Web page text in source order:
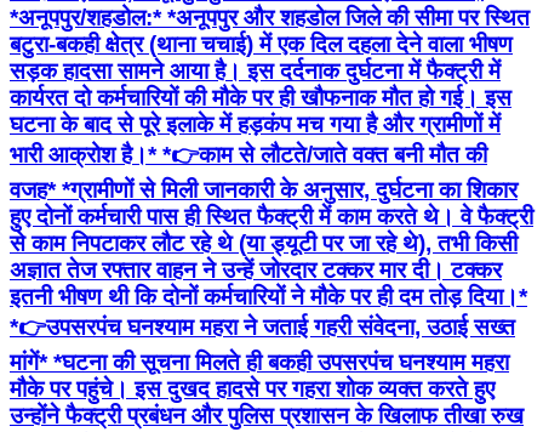
*अनूपपुर/शहडोल:* *अनूपपुर और शहडोल जिले की सीमा पर स्थित
बटुरा-बकही क्षेत्र (थाना चचाई) में एक दिल दहला देने वाला भीषण
सड़क हादसा सामने आया है। इस दर्दनाक दुर्घटना में फैक्ट्री में
कार्यरत दो कर्मचारियों की मौके पर ही खौफनाक मौत हो गई। इस
घटना के बाद से पूरे इलाके में हड़कंप मच गया है और ग्रामीणों में
भारी आक्रोश है।* *👉काम से लौटते/जाते वक्त बनी मौत की
वजह* *ग्रामीणों से मिली जानकारी के अनुसार, दुर्घटना का शिकार
हुए दोनों कर्मचारी पास ही स्थित फैक्ट्री में काम करते थे। वे फैक्ट्री
से काम निपटाकर लौट रहे थे (या ड्यूटी पर जा रहे थे), तभी किसी
अज्ञात तेज रफ्तार वाहन ने उन्हें जोरदार टक्कर मार दी। टक्कर
इतनी भीषण थी कि दोनों कर्मचारियों ने मौके पर ही दम तोड़ दिया।*
*👉उपसरपंच घनश्याम महरा ने जताई गहरी संवेदना, उठाई सख्त
मांगें* *घटना की सूचना मिलते ही बकही उपसरपंच घनश्याम महरा
मौके पर पहुंचे। इस दुखद हादसे पर गहरा शोक व्यक्त करते हुए
उन्होंने फैक्ट्री प्रबंधन और पुलिस प्रशासन के खिलाफ तीखा रुख